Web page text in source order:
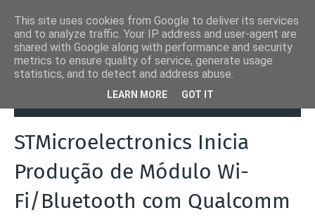
Automation Inside
STMicroelectronics Inicia
STMicroelectronics Inicia
Produção de Módulo Wi-
Fi/Bluetooth com Qualcomm
This site uses cookies from Google to deliver its services
and to analyze traffic. Your IP address and user-agent are
shared with Google along with performance and security
metrics to ensure quality of service, generate usage
statistics, and to detect and address abuse.
LEARN MORE GOT IT